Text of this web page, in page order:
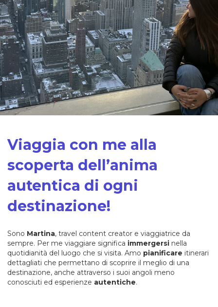
Viaggia con me alla
scoperta dell’anima
autentica di ogni
destinazione!
Sono Martina, travel content creator e viaggiatrice da
sempre. Per me viaggiare significa immergersi nella
quotidianità del luogo che si visita. Amo pianificare itinerari
dettagliati che permettano di scoprire il meglio di una
destinazione, anche attraverso i suoi angoli meno
conosciuti ed esperienze autentiche.